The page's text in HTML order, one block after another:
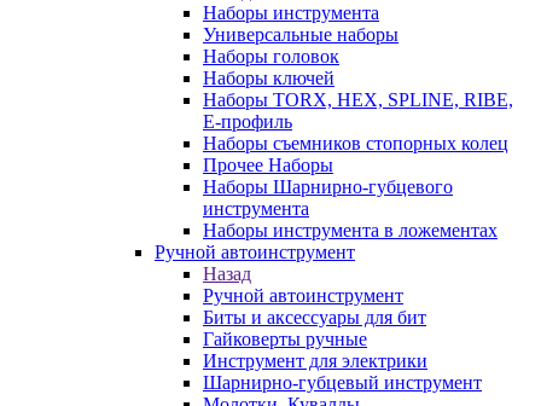
Наборы инструмента
Универсальные наборы
Наборы головок
Наборы ключей
Наборы TORX, HEX, SPLINE, RIBE,
E-профиль
Наборы съемников стопорных колец
Прочее Наборы
Наборы Шарнирно-губцевого
инструмента
Наборы инструмента в ложементах
Ручной автоинструмент
Назад
Ручной автоинструмент
Биты и аксессуары для бит
Гайковерты ручные
Инструмент для электрики
Шарнирно-губцевый инструмент